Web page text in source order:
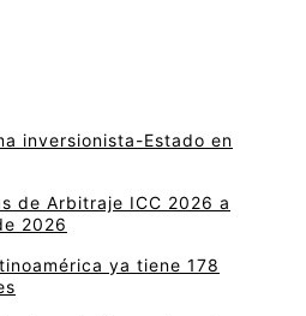
inversionista-Estado en
de Arbitraje ICC 2026 a
2026
ya tiene 178